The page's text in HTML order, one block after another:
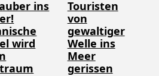
ins
wird
Touristen
von
gewaltiger
Welle ins
Meer
gerissen